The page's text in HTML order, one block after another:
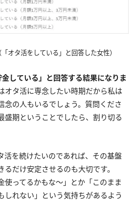
オタ活をしている」と回答した女性）
している」と回答する結果になりま
オタ活に専念したい時期だから私は
念の人もいるでしょう。質問くださ
盛期ということでしたら、割り切る
活を続けたいのであれば、その基盤
るだけ安定させるのも大切です。
使ってるかもな〜」とか「このまま
しれない」という気持ちがあるよう